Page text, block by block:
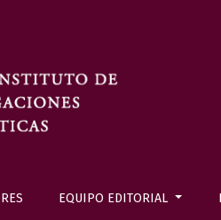
EQUIPO EDITORIAL